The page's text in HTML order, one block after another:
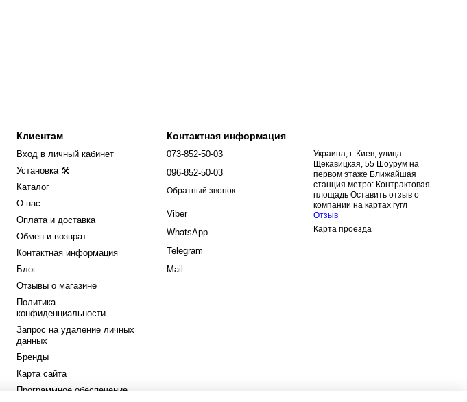
Клиентам
Вход в личный кабинет
Установка 🛠
Каталог
О нас
Оплата и доставка
Обмен и возврат
Контактная информация
Блог
Отзывы о магазине
Политика
конфиденциальности
Запрос на удаление личных
данных
Бренды
Карта сайта
Программное обеспечение
Контактная информация
073-852-50-03
096-852-50-03
Обратный звонок
Viber
WhatsApp
Telegram
Mail
Украина, г. Киев, улица
Щекавицкая, 55 Шоурум на
первом этаже Ближайшая
станция метро: Контрактовая
площадь Оставить отзыв о
компании на картах гугл
Отзыв
Карта проезда